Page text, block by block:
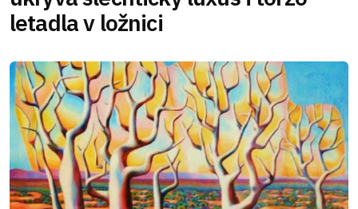
letadla v ložnici